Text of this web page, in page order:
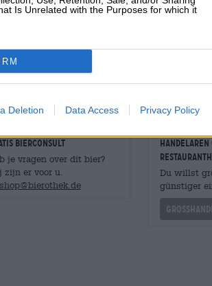
Is Unrelated with the Purposes for which it
Deletion Data Access Privacy Policy
citroen en zout van de whisky werken
flessen zijn strikt gelimiteerd en vanwege
- als je van dit donkere genot wilt
BIERCONSULT
je vragen over dit bier?
zijn er voor u.
shop@bierothek.de
handelaren
Du willst
günstiger